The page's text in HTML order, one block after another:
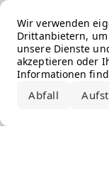
Wir verwenden
Drittanbietern,
unsere Dienste
akzeptieren oder
Informationen
Abfall
Error